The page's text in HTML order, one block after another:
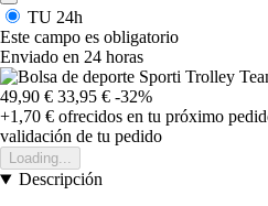
TU 24h
Este campo es obligatorio
Enviado en 24 horas
49,90 € 33,95 € -32%
+1,70 € ofrecidos en tu próximo
validación de tu pedido
Loading...
Descripción